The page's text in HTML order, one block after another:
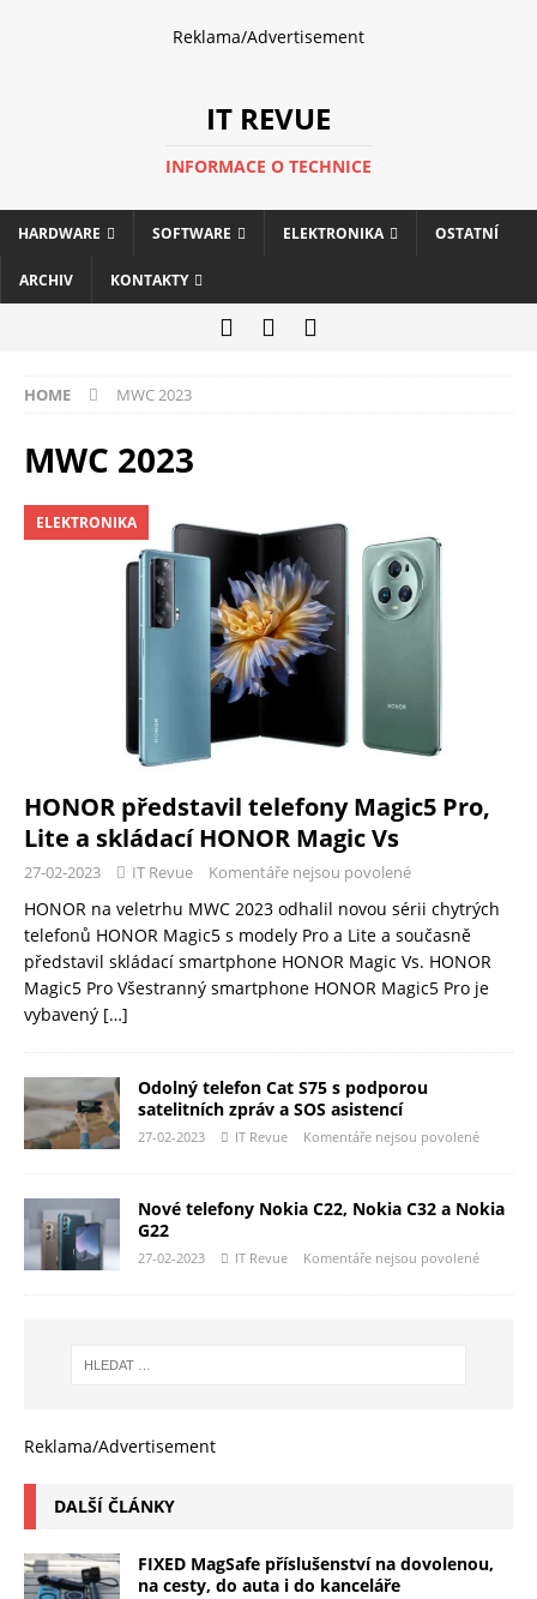
Reklama/Advertisement
IT REVUE
INFORMACE O TECHNICE
HARDWARE SOFTWARE ELEKTRONIKA OSTATNÍ
ARCHIV KONTAKTY
HOME MWC 2023
MWC 2023
ELEKTRONIKA
HONOR představil telefony Magic5 Pro,
Lite a skládací HONOR Magic Vs
27-02-2023 IT Revue Komentáře nejsou povolené
HONOR na veletrhu MWC 2023 odhalil novou sérii chytrých
telefonů HONOR Magic5 s modely Pro a Lite a současně
představil skládací smartphone HONOR Magic Vs. HONOR
Magic5 Pro Všestranný smartphone HONOR Magic5 Pro je
vybavený […]
Odolný telefon Cat S75 s podporou
satelitních zpráv a SOS asistencí
27-02-2023 IT Revue Komentáře nejsou povolené
Nové telefony Nokia C22, Nokia C32 a Nokia
G22
27-02-2023 IT Revue Komentáře nejsou povolené
Reklama/Advertisement
DALŠÍ ČLÁNKY
FIXED MagSafe příslušenství na dovolenou,
na cesty, do auta i do kanceláře